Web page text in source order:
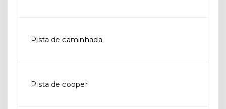
Pista de caminhada
Pista de cooper